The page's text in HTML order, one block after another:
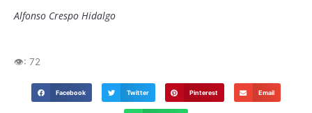
Alfonso Crespo Hidalgo
👁️: 72
Facebook Twitter Pinterest Email